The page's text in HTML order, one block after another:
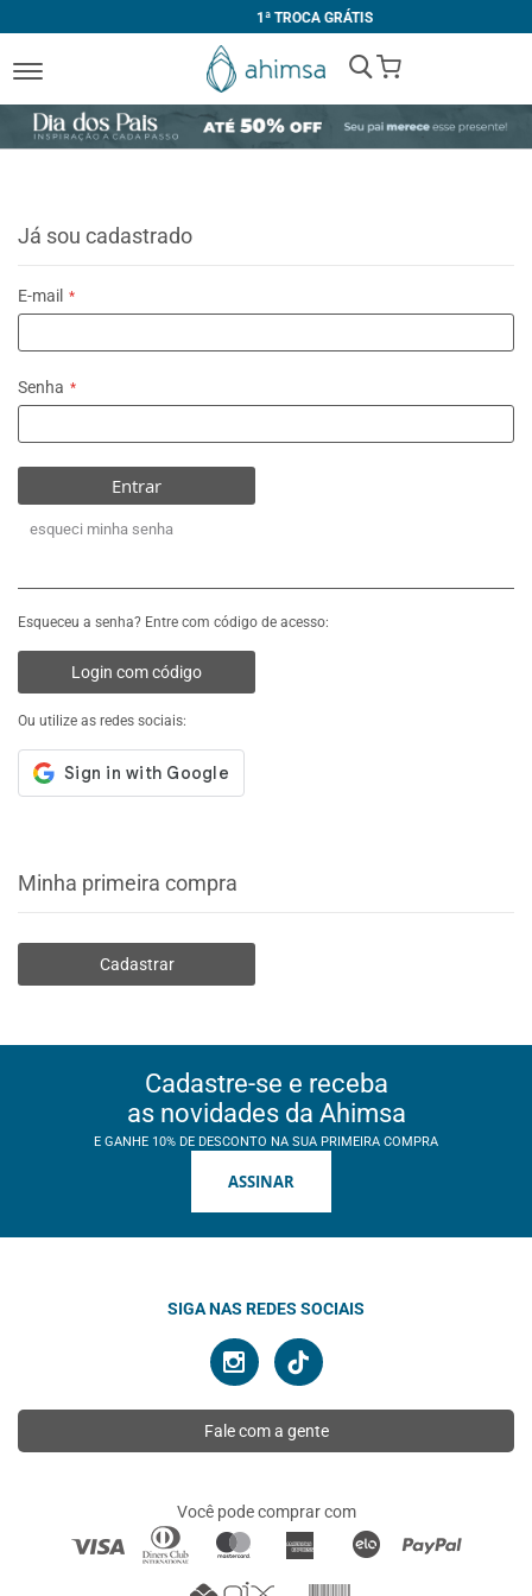
1ª TROCA GRÁTIS
My Cart
Já sou cadastrado
E-mail
Senha
Entrar
esqueci minha senha
Esqueceu a senha? Entre com código de acesso:
Login com código
Ou utilize as redes sociais:
Minha primeira compra
Cadastrar
Cadastre-se e receba
as novidades da Ahimsa
E GANHE 10% DE DESCONTO NA SUA PRIMEIRA COMPRA
ASSINAR
SIGA NAS REDES SOCIAIS
Fale com a gente
Você pode comprar com